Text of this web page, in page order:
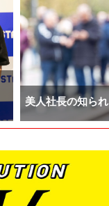
美人社長の知ら